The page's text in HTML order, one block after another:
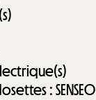
:SENSEO